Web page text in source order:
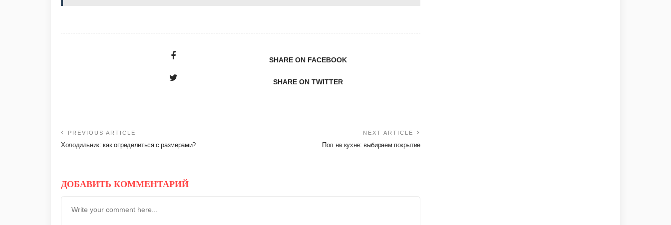
SHARE ON FACEBOOK
SHARE ON TWITTER
PREVIOUS ARTICLE
Холодильник: как определиться с размерами?
NEXT ARTICLE
Пол на кухне: выбираем покрытие
ДОБАВИТЬ КОММЕНТАРИЙ